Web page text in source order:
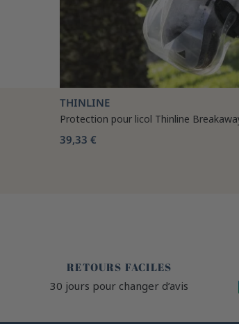
THINLINE
Protection pour licol Thinline
39,33 €
RETOURS FACILES
30 jours pour changer d’avis